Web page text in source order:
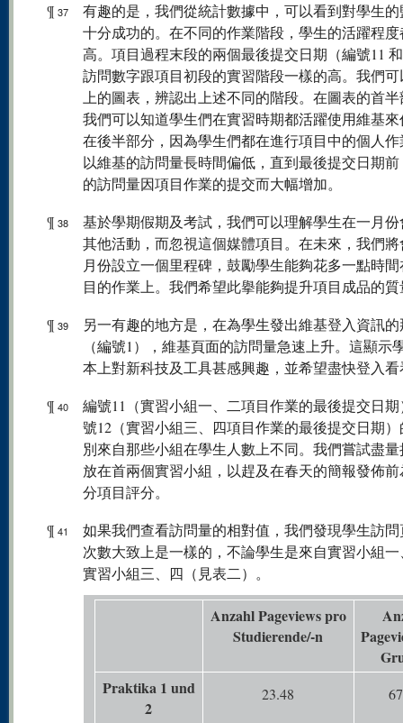
¶ 37
有趣的是，我們從統計數據中，可以看到對學生
十分成功的。在不同的作業階段，學生的活躍程度
高。項目過程末段的兩個最後提交日期（編號11
訪問數字跟項目初段的實習階段一樣的高。我們
上的圖表，辨認出上述不同的階段。在圖表的首
我們可以知道學生們在實習時期都活躍使用維基
在後半部分，因為學生們都在進行項目中的個人
以維基的訪問量長時間偏低，直到最後提交日期
的訪問量因項目作業的提交而大幅增加。
¶ 38
基於學期假期及考試，我們可以理解學生在一月
其他活動，而忽視這個媒體項目。在未來，我們
月份設立一個里程碑，鼓勵學生能夠花多一點時
目的作業上。我們希望此擧能夠提升項目成品的質
¶ 39
另一有趣的地方是，在為學生發出維基登入資訊的
（編號1），維基頁面的訪問量急速上升。這顯示
本上對新科技及工具甚感興趣，並希望盡快登入看
¶ 40
編號11（實習小組一、二項目作業的最後提交日
號12（實習小組三、四項目作業的最後提交日期
別來自那些小組在學生人數上不同。我們嘗試盡
放在首兩個實習小組，以趕及在春天的簡報發佈
分項目評分。
¶ 41
如果我們查看訪問量的相對值，我們發現學生訪
次數大致上是一樣的，不論學生是來自實習小組
實習小組三、四（見表二）。
Anzahl Pageviews pro
Studierende/-n
Praktika 1 und
2
23.48